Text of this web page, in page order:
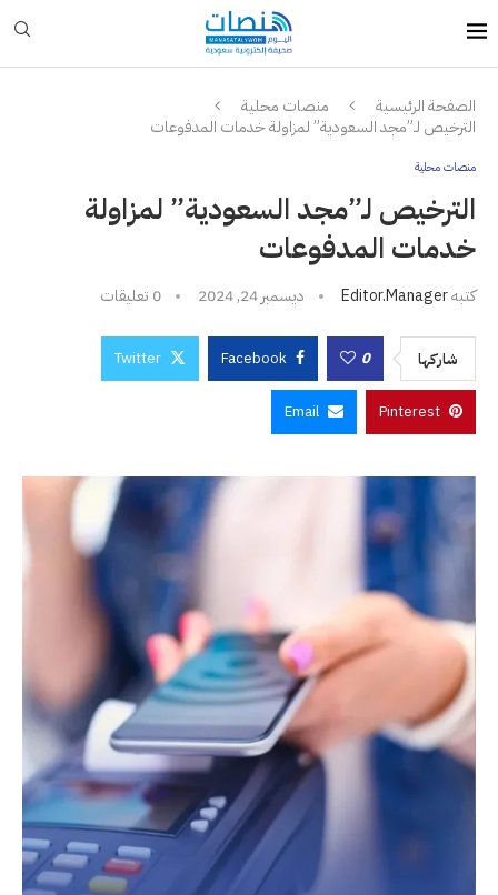
الصفحة الرئيسية
منصات محلية
الترخيص لـ”مجد السعودية” لمزاولة خدمات المدفوعات
منصات محلية
الترخيص لـ”مجد السعودية” لمزاولة
خدمات المدفوعات
كتبهEditor.manager ديسمبر 24, 2024 0 تعليقات
شاركها 0
Facebook
Twitter
Pinterest
Email